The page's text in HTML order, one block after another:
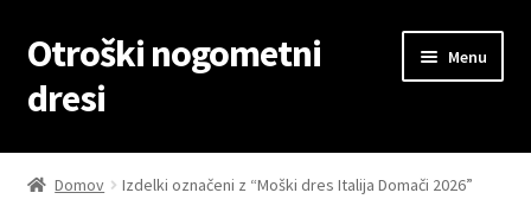
Skip
to
navigation
Skip
to
content
Otroški nogometni
dresi
Menu
Domov
Domov Izdelki označeni z “Moški dres Italija Domači 2026”